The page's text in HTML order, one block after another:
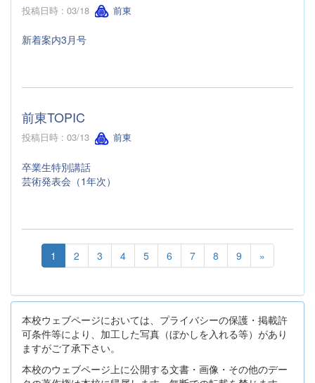
投稿日時 : 03/18 前東
新着案内3月号
前東TOPIC
投稿日時 : 03/13 前東
卒業生特別講話
芸術発表会（1年次）
1 2 3 4 5 6 7 8 9 »
本校ウェブページにおいては、プライバシーの保護・掲載許
可条件等により、加工した写真（ぼかしを入れる等）があり
ますがご了承下さい。
本校のウェブページ上に公開する文書・画像・その他のデー